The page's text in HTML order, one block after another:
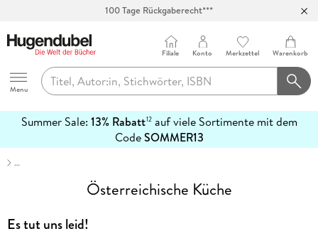
100 Tage Rückgaberecht***
Hugendubel
Menu
Filiale Konto Merkzettel Warenkorb
Summer Sale: 13% Rabatt12auf viele Sortimente mit dem
CodeSOMMER13
erfahren
…
Österreichische Küche
Es tut uns leid!